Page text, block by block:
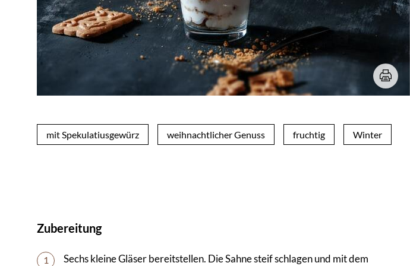
mit Spekulatiusgewürz weihnachtlicher Genuss fruchtig Winter
Zubereitung
1
Sechs kleine Gläser bereitstellen. Die Sahne steif schlagen und mit dem